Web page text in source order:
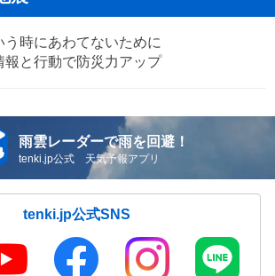
う時にあわてないために
報と行動で防災力アップ
雨雲レーダーで雨を回避！
tenki.jp公式 天気予報アプリ
tenki.jp公式SNS